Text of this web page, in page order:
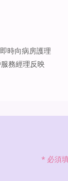
時向病房護理
務經理反映
* 必須